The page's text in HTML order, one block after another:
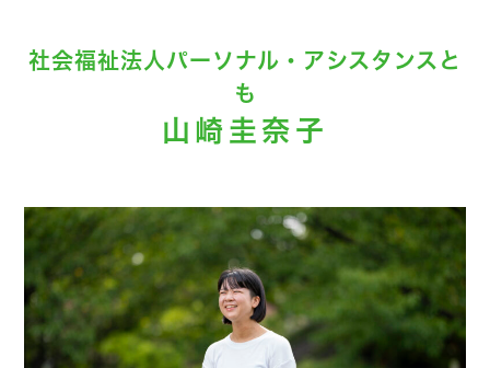
社会福祉法人パーソナル・アシスタンスと
も
山崎圭奈子